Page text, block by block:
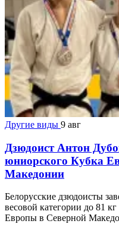
Другие виды 9 авг
Дзюдоист Антон
юниорского Кубка
Македонии
Белорусские дзюдоисты
весовой категории до 81
Европы в Северной